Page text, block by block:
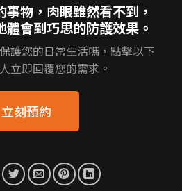
物，肉眼雖然看不到，
會到巧思的防護效果。
護您的日常生活嗎，點擊以下
立即回覆您的需求。
立刻預約